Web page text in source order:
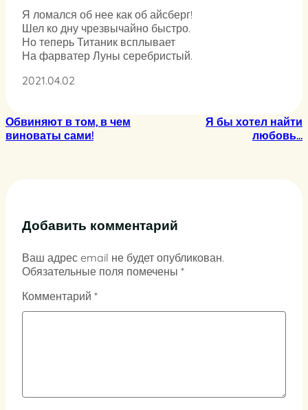
Я ломался об нее как об айсберг!
Шел ко дну чрезвычайно быстро.
Но теперь Титаник всплывает
На фарватер Луны серебристый.
2021.04.02
Обвиняют в том, в чем
виноваты сами!
Я бы хотел найти
любовь…
Добавить комментарий
Ваш адрес email не будет опубликован.
Обязательные поля помечены *
Комментарий *